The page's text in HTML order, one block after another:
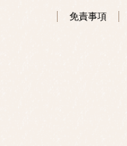
免責事項